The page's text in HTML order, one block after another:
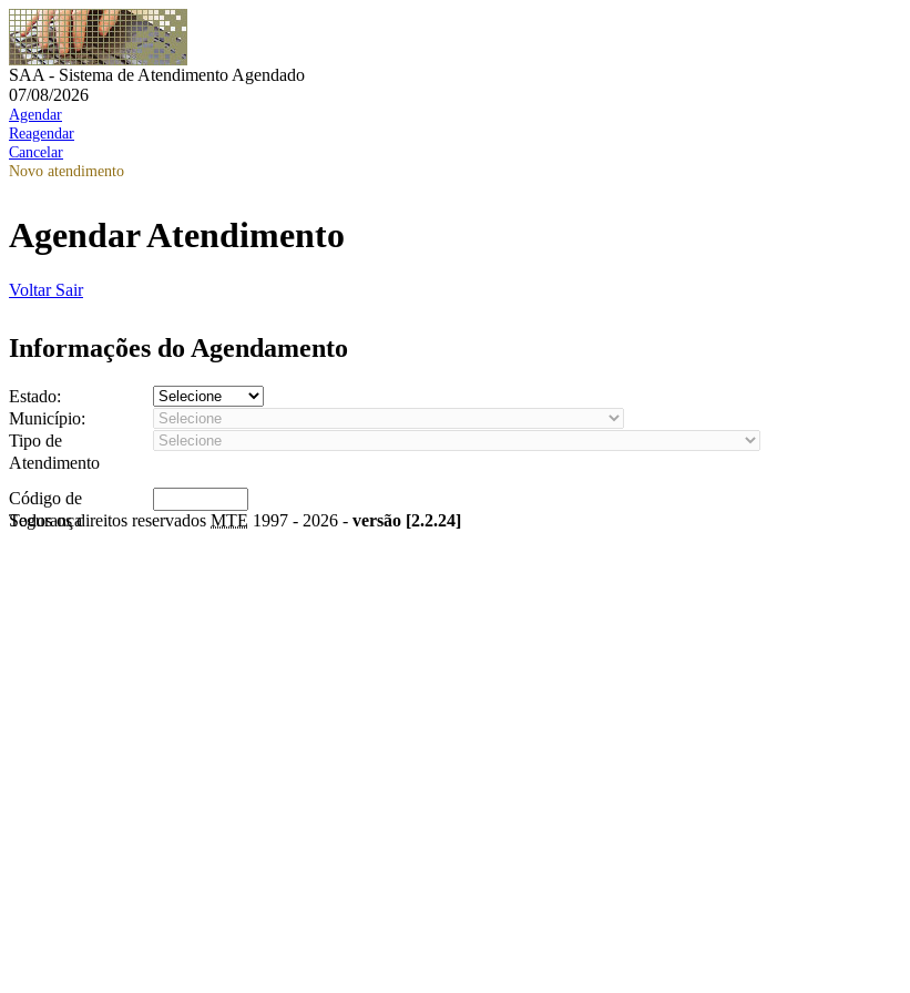
SAA - Sistema de Atendimento Agendado
07/08/2026
Agendar
Reagendar
Cancelar
Novo atendimento
Agendar Atendimento
Voltar Sair
Informações do Agendamento
Estado:
Município:
Tipo de
Atendimento
Código de
Segurança
Todos os direitos reservados MTE 1997 - 2026 - versão [2.2.24]